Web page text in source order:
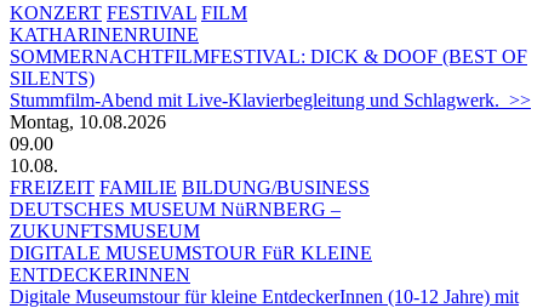
KONZERT FESTIVAL FILM
KATHARINENRUINE
SOMMERNACHTFILMFESTIVAL: DICK & DOOF (BEST OF
SILENTS)
Stummfilm-Abend mit Live-Klavierbegleitung und Schlagwerk. >>
Montag, 10.08.2026
09.00
10.08.
FREIZEIT FAMILIE BILDUNG/BUSINESS
DEUTSCHES MUSEUM NüRNBERG –
ZUKUNFTSMUSEUM
DIGITALE MUSEUMSTOUR FüR KLEINE
ENTDECKERINNEN
Digitale Museumstour für kleine EntdeckerInnen (10-12 Jahre) mit